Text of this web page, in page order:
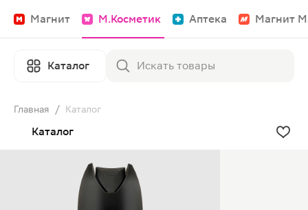
Магнит М.Косметик Аптека Магнит
Каталог
Главная / Каталог
Каталог